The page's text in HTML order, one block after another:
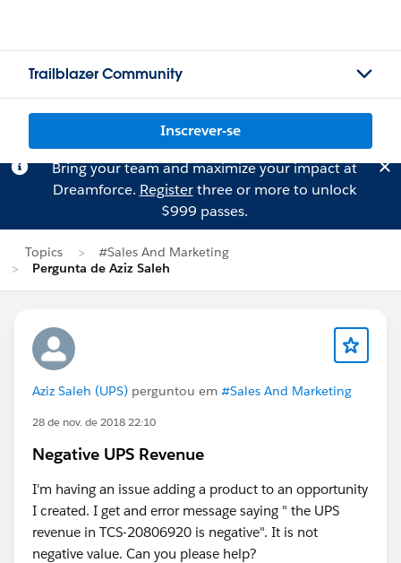
Trailblazer Community
Inscrever-se
Bring your team and maximize your impact at
Dreamforce. Registerthree or more to unlock
$999 passes.
Topics
#Sales And Marketing
Pergunta de Aziz Saleh
Aziz Saleh (UPS) perguntou em #Sales And Marketing
28 de nov. de 2018 22:10
Negative UPS Revenue
I'm having an issue adding a product to an opportunity
I created. I get and error message saying " the UPS
revenue in TCS-20806920 is negative". It is not
negative value. Can you please help?